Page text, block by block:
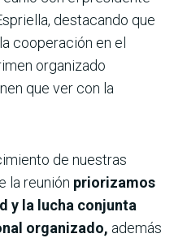
destacando que
cooperación en el
organizado
que ver con la
de nuestras
la reunión priorizamos
y la lucha conjunta
organizado, además